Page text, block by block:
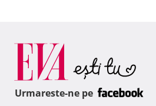
Urmareste-ne pe